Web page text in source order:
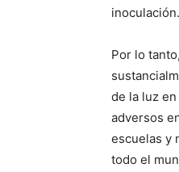
Por lo
de la luz
adversos
escuelas y
todo el